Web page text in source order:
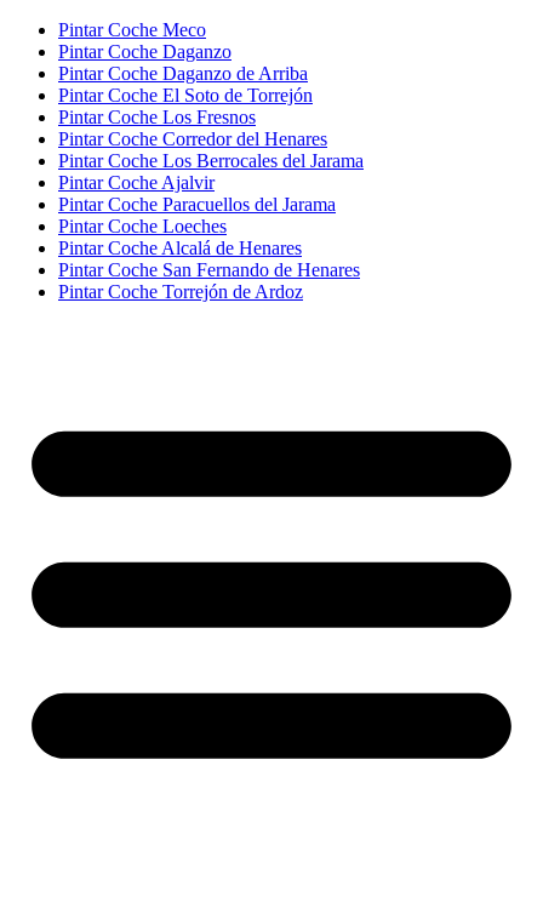
Pintar Coche Meco
Pintar Coche Daganzo
Pintar Coche Daganzo de Arriba
Pintar Coche El Soto de Torrejón
Pintar Coche Los Fresnos
Pintar Coche Corredor del Henares
Pintar Coche Los Berrocales del Jarama
Pintar Coche Ajalvir
Pintar Coche Paracuellos del Jarama
Pintar Coche Loeches
Pintar Coche Alcalá de Henares
Pintar Coche San Fernando de Henares
Pintar Coche Torrejón de Ardoz